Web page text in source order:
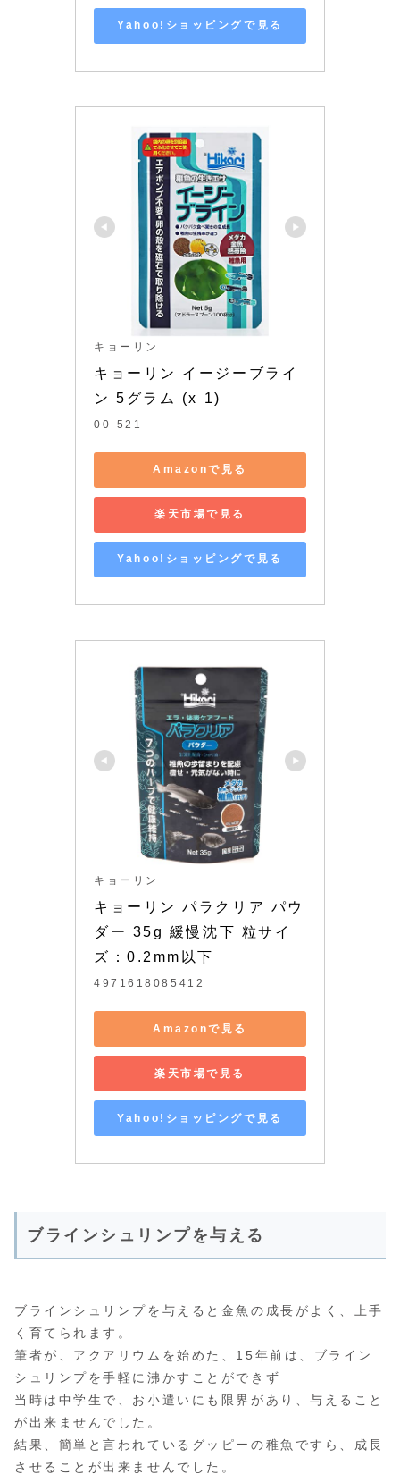
Yahoo!ショッピングで見る
キョーリン
キョーリン イージーブライ
ン 5グラム (x 1)
00-521
Amazonで見る
楽天市場で見る
Yahoo!ショッピングで見る
キョーリン
キョーリン パラクリア パウ
ダー 35g 緩慢沈下 粒サイ
ズ：0.2mm以下
4971618085412
Amazonで見る
楽天市場で見る
Yahoo!ショッピングで見る
ブラインシュリンプを与える
ブラインシュリンプを与えると金魚の成長がよく、上手
く育てられます。
筆者が、アクアリウムを始めた、15年前は、ブライン
シュリンプを手軽に沸かすことができず
当時は中学生で、お小遣いにも限界があり、与えること
が出来ませんでした。
結果、簡単と言われているグッピーの稚魚ですら、成長
させることが出来ませんでした。